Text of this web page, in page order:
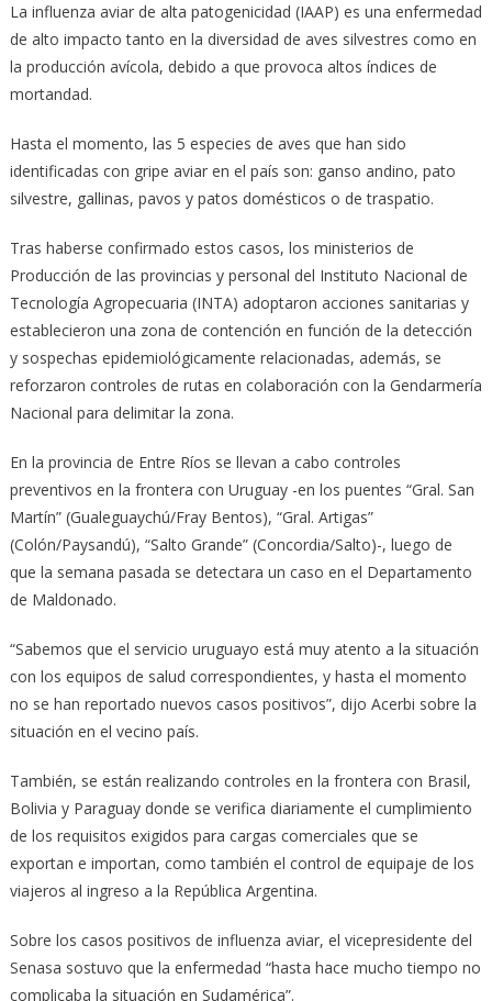
La influenza aviar de alta patogenicidad (IAAP) es una enfermedad
de alto impacto tanto en la diversidad de aves silvestres como en
la producción avícola, debido a que provoca altos índices de
mortandad.
Hasta el momento, las 5 especies de aves que han sido
identificadas con gripe aviar en el país son: ganso andino, pato
silvestre, gallinas, pavos y patos domésticos o de traspatio.
Tras haberse confirmado estos casos, los ministerios de
Producción de las provincias y personal del Instituto Nacional de
Tecnología Agropecuaria (INTA) adoptaron acciones sanitarias y
establecieron una zona de contención en función de la detección
y sospechas epidemiológicamente relacionadas, además, se
reforzaron controles de rutas en colaboración con la Gendarmería
Nacional para delimitar la zona.
En la provincia de Entre Ríos se llevan a cabo controles
preventivos en la frontera con Uruguay -en los puentes “Gral. San
Martín” (Gualeguaychú/Fray Bentos), “Gral. Artigas”
(Colón/Paysandú), “Salto Grande” (Concordia/Salto)-, luego de
que la semana pasada se detectara un caso en el Departamento
de Maldonado.
“Sabemos que el servicio uruguayo está muy atento a la situación
con los equipos de salud correspondientes, y hasta el momento
no se han reportado nuevos casos positivos”, dijo Acerbi sobre la
situación en el vecino país.
También, se están realizando controles en la frontera con Brasil,
Bolivia y Paraguay donde se verifica diariamente el cumplimiento
de los requisitos exigidos para cargas comerciales que se
exportan e importan, como también el control de equipaje de los
viajeros al ingreso a la República Argentina.
Sobre los casos positivos de influenza aviar, el vicepresidente del
Senasa sostuvo que la enfermedad “hasta hace mucho tiempo no
complicaba la situación en Sudamérica”.